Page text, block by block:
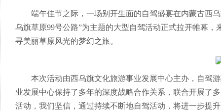
端午佳节之际，一场别开生面的自驾盛宴在内蒙古西
乌旗草原99号公路”为主题的大型自驾活动正式拉开帷幕
寻美丽草原风光的梦幻之旅。
本次活动由西乌旗文化旅游事业发展中心主办，自驾
业发展中心保持了多年的深度战略合作关系，联合开展了
活动，我们坚信，通过持续不断地自驾活动，将进一步提